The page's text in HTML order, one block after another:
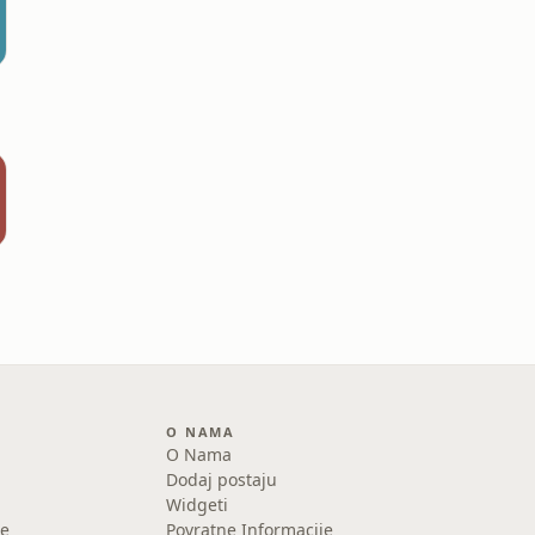
O NAMA
O Nama
Dodaj postaju
Widgeti
Povratne Informacije